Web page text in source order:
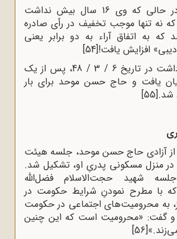
این اظهارات در حالی که وی 16 سال بیش نداشت
که نه تنها موجب تخفیف در رأی صادره
که به اتفاق آراء به دو برابر یعنی
افزایش یافت![54]
این مرحله بازداشت در تاریخ 6 / 3 / 48، پس از یک
یافت و حاج حسن موحد برای بار
شد.[55]
آزادی حاج حسن موحد، جلسه هیئت
در منزل مسکونی پدریِ او، تشکیل شد.
شهید حجت‌الاسلام فضل‌الله
که با مطرح نمودنِ شرایط حکومت در
به محرومیت‌های اجتماعی در حکومت
و گفت: «محرومیت است که این چنین
[56]